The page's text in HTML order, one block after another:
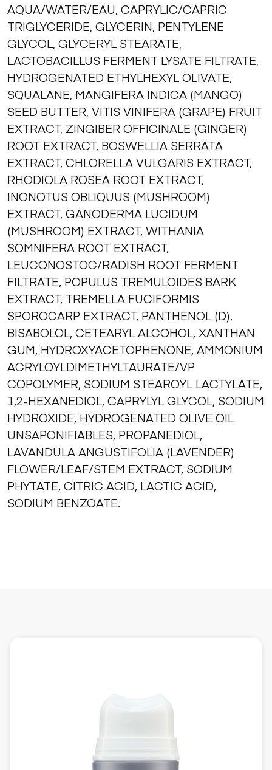
AQUA/WATER/EAU, CAPRYLIC/CAPRIC
TRIGLYCERIDE, GLYCERIN, PENTYLENE
GLYCOL, GLYCERYL STEARATE,
LACTOBACILLUS FERMENT LYSATE FILTRATE,
HYDROGENATED ETHYLHEXYL OLIVATE,
SQUALANE, MANGIFERA INDICA (MANGO)
SEED BUTTER, VITIS VINIFERA (GRAPE) FRUIT
EXTRACT, ZINGIBER OFFICINALE (GINGER)
ROOT EXTRACT, BOSWELLIA SERRATA
EXTRACT, CHLORELLA VULGARIS EXTRACT,
RHODIOLA ROSEA ROOT EXTRACT,
INONOTUS OBLIQUUS (MUSHROOM)
EXTRACT, GANODERMA LUCIDUM
(MUSHROOM) EXTRACT, WITHANIA
SOMNIFERA ROOT EXTRACT,
LEUCONOSTOC/RADISH ROOT FERMENT
FILTRATE, POPULUS TREMULOIDES BARK
EXTRACT, TREMELLA FUCIFORMIS
SPOROCARP EXTRACT, PANTHENOL (D),
BISABOLOL, CETEARYL ALCOHOL, XANTHAN
GUM, HYDROXYACETOPHENONE, AMMONIUM
ACRYLOYLDIMETHYLTAURATE/VP
COPOLYMER, SODIUM STEAROYL LACTYLATE,
1,2-HEXANEDIOL, CAPRYLYL GLYCOL, SODIUM
HYDROXIDE, HYDROGENATED OLIVE OIL
UNSAPONIFIABLES, PROPANEDIOL,
LAVANDULA ANGUSTIFOLIA (LAVENDER)
FLOWER/LEAF/STEM EXTRACT, SODIUM
PHYTATE, CITRIC ACID, LACTIC ACID,
SODIUM BENZOATE.